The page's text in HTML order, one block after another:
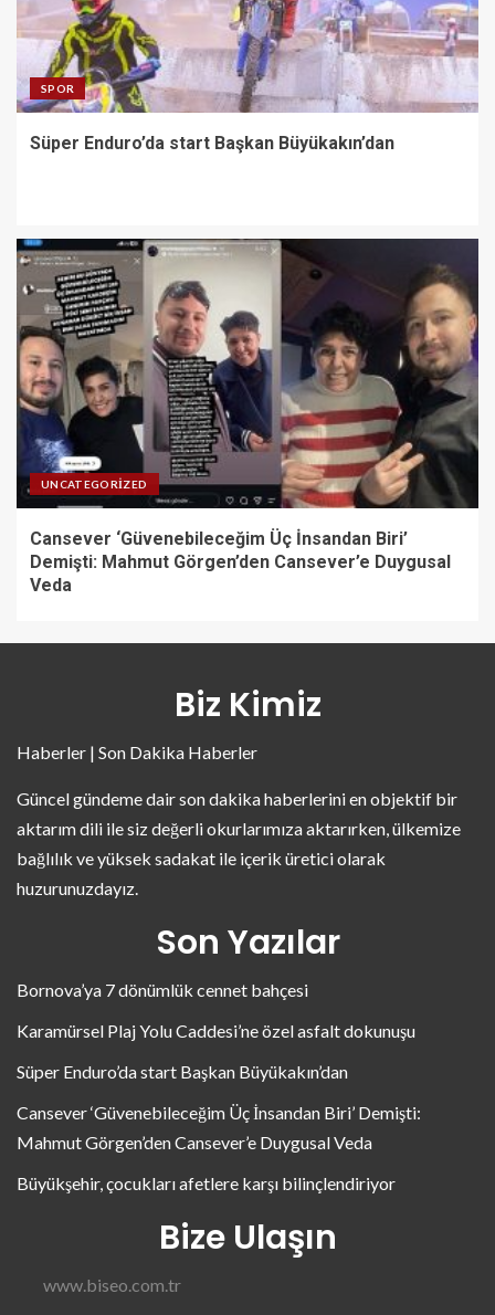
SPOR
Süper Enduro’da start Başkan Büyükakın’dan
UNCATEGORIZED
Cansever ‘Güvenebileceğim Üç İnsandan Biri’
Demişti: Mahmut Görgen’den Cansever’e Duygusal
Veda
Biz Kimiz
Haberler | Son Dakika Haberler
Güncel gündeme dair son dakika haberlerini en objektif bir
aktarım dili ile siz değerli okurlarımıza aktarırken, ülkemize
bağlılık ve yüksek sadakat ile içerik üretici olarak
huzurunuzdayız.
Son Yazılar
Bornova’ya 7 dönümlük cennet bahçesi
Karamürsel Plaj Yolu Caddesi’ne özel asfalt dokunuşu
Süper Enduro’da start Başkan Büyükakın’dan
Cansever ‘Güvenebileceğim Üç İnsandan Biri’ Demişti:
Mahmut Görgen’den Cansever’e Duygusal Veda
Büyükşehir, çocukları afetlere karşı bilinçlendiriyor
Bize Ulaşın
www.biseo.com.tr